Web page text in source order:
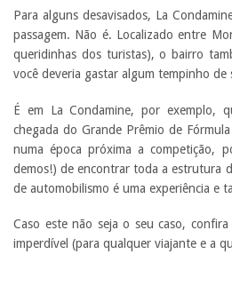
Para alguns desavisados, La
passagem. Não é. Localizado entre
queridinhas dos turistas), o bairro
você deveria gastar algum tempinho de
É em La Condamine, por exemplo,
chegada do Grande Prêmio de
numa época próxima a competição,
demos!) de encontrar toda a estrutura
de automobilismo é uma experiência e
Caso este não seja o seu caso,
imperdível (para qualquer viajante e a